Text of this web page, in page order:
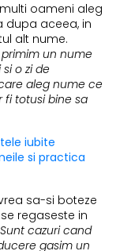
oameni aleg
dupa aceea, in
alt nume.
un nume
o zi de
aleg nume ce
fi totusi bine sa
iubite
si practica
sa-si boteze
regaseste in
cazuri cand
gasim un